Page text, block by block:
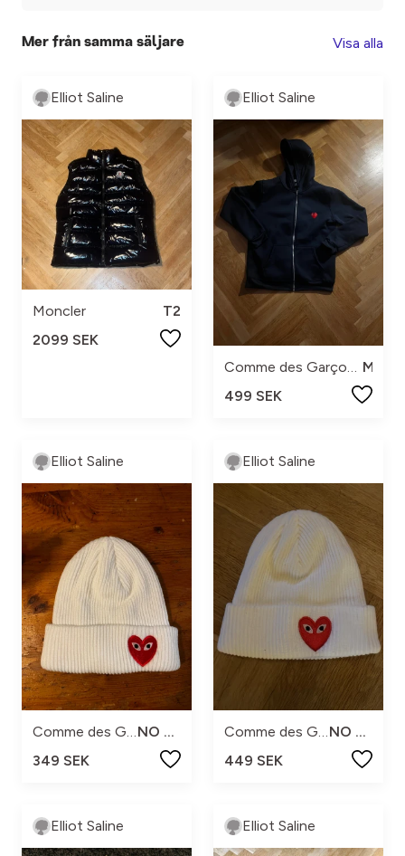
Mer från samma säljare Visa alla
Elliot Saline
Moncler
T2
2099 SEK
Elliot Saline
Comme des Garçons Play
499 SEK
Elliot Saline
Comme des Garçons
NO SIZE
349 SEK
Elliot Saline
Comme des Garçons
NO SIZE
449 SEK
Elliot Saline Elliot Saline